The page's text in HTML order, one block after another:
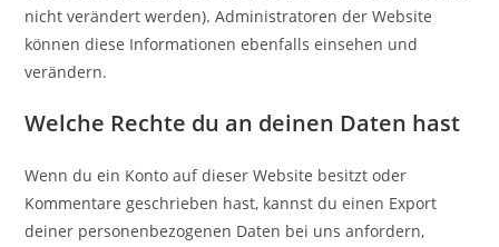
nicht verändert werden). Administratoren der Website
können diese Informationen ebenfalls einsehen und
verändern.
Welche Rechte du an deinen Daten hast
Wenn du ein Konto auf dieser Website besitzt oder
Kommentare geschrieben hast, kannst du einen Export
deiner personenbezogenen Daten bei uns anfordern,